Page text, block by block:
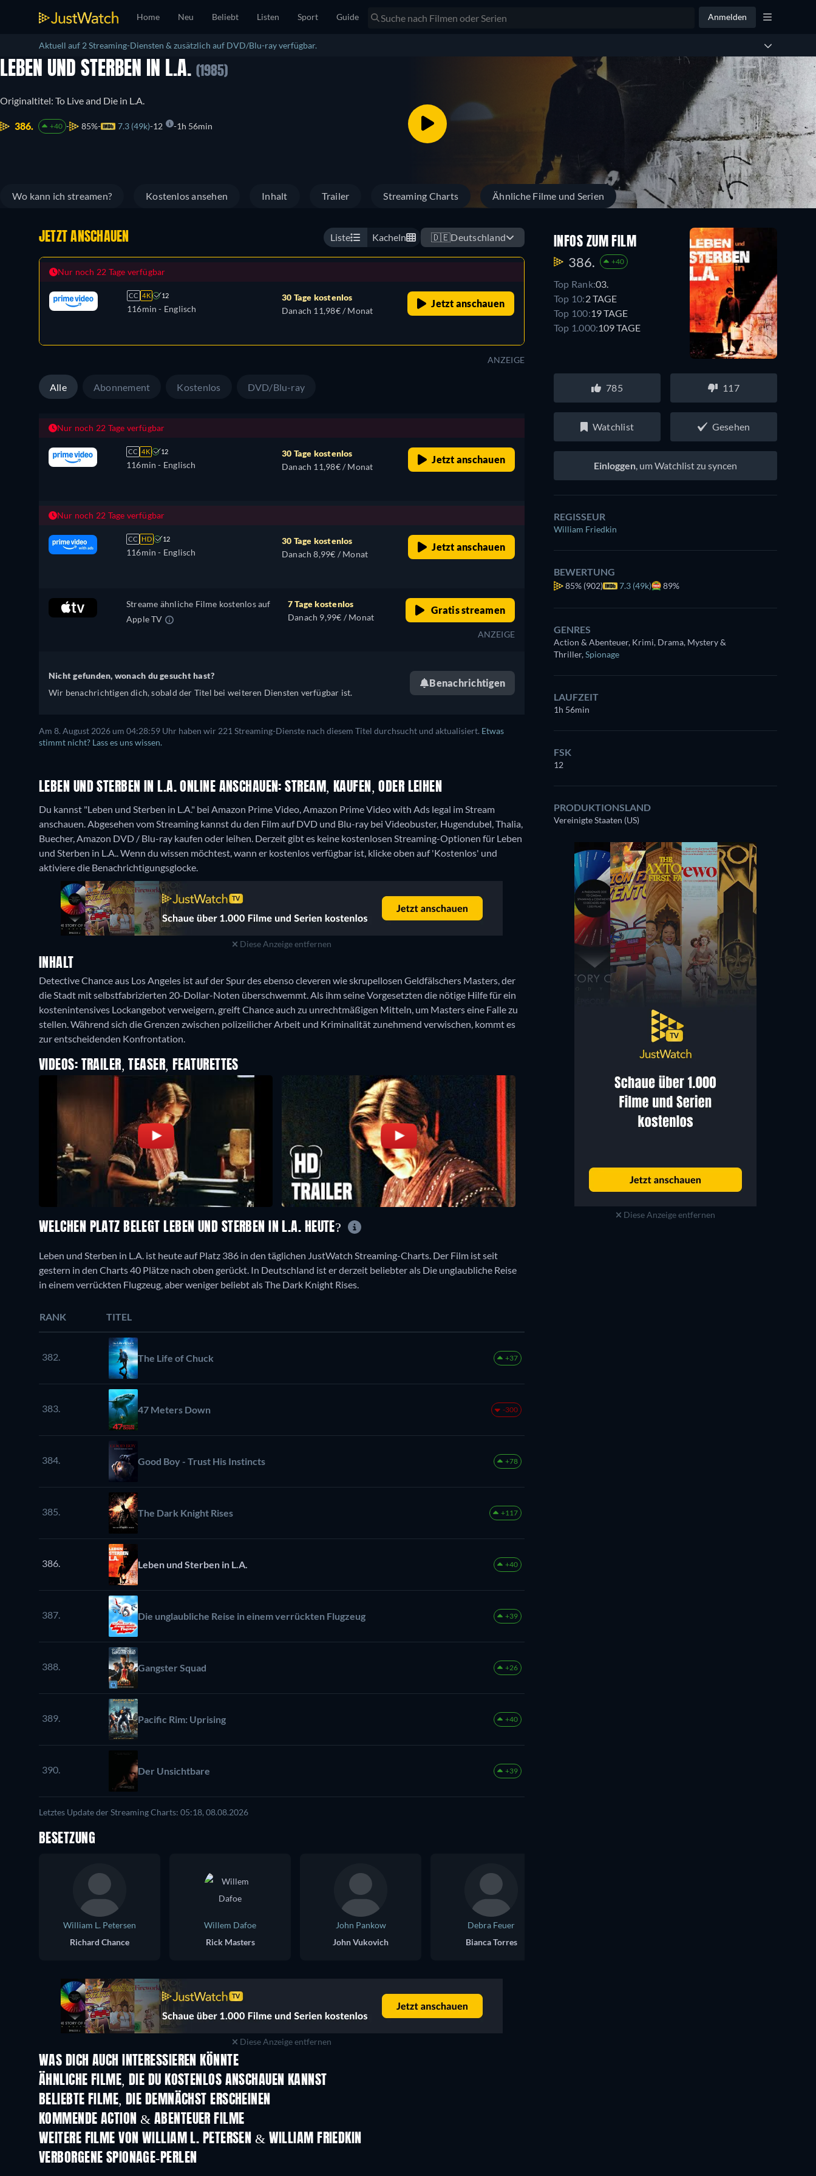
Home Neu Beliebt Listen Sport Guide Anmelden
Aktuell auf 2 Streaming-Diensten & zusätzlich auf DVD/Blu-ray verfügbar.
LEBEN UND STERBEN IN L.A. (1985)
Originaltitel: To Live and Die in L.A.
386. +40 85% 7.3 (49k) 12 1h 56min
Wo kann ich streamen? Kostenlos ansehen Inhalt Trailer Streaming Charts Ähnliche Filme und Serien
JETZT ANSCHAUEN Liste Kacheln 🇩🇪Deutschland
Nur noch 22 Tage verfügbar
CC 4K 12
116min - Englisch
30 Tage kostenlos
Danach 11,98€ / Monat
Jetzt anschauen
ANZEIGE
Alle Abonnement Kostenlos DVD/Blu-ray
Nur noch 22 Tage verfügbar
CC 4K 12
116min - Englisch
30 Tage kostenlos
Danach 11,98€ / Monat
Jetzt anschauen
Nur noch 22 Tage verfügbar
CC HD 12
116min - Englisch
30 Tage kostenlos
Danach 8,99€ / Monat
Jetzt anschauen
Streame ähnliche Filme kostenlos auf
Apple TV
7 Tage kostenlos
Danach 9,99€ / Monat
Gratis streamen
ANZEIGE
Nicht gefunden, wonach du gesucht hast?
Wir benachrichtigen dich, sobald der Titel bei weiteren Diensten verfügbar ist.
Benachrichtigen
Am 8. August 2026 um 04:28:59 Uhr haben wir 221 Streaming-Dienste nach diesem Titel durchsucht und aktualisiert. Etwas
stimmt nicht? Lass es uns wissen.
LEBEN UND STERBEN IN L.A. ONLINE ANSCHAUEN: STREAM, KAUFEN, ODER LEIHEN
Du kannst "Leben und Sterben in L.A." bei Amazon Prime Video, Amazon Prime Video with Ads legal im Stream
anschauen.Abgesehen vom Streaming kannst du den Film auf DVD und Blu-ray bei Videobuster, Hugendubel, Thalia,
Buecher, Amazon DVD / Blu-ray kaufen oder leihen. Derzeit gibt es keine kostenlosen Streaming-Optionen für Leben
und Sterben in L.A.. Wenn du wissen möchtest, wann er kostenlos verfügbar ist, klicke oben auf 'Kostenlos' und
aktiviere die Benachrichtigungsglocke.
Diese Anzeige entfernen
INHALT
Detective Chance aus Los Angeles ist auf der Spur des ebenso cleveren wie skrupellosen Geldfälschers Masters, der
die Stadt mit selbstfabrizierten 20-Dollar-Noten überschwemmt. Als ihm seine Vorgesetzten die nötige Hilfe für ein
kostenintensives Lockangebot verweigern, greift Chance auch zu unrechtmäßigen Mitteln, um Masters eine Falle zu
stellen. Während sich die Grenzen zwischen polizeilicher Arbeit und Kriminalität zunehmend verwischen, kommt es
zur entscheidenden Konfrontation.
VIDEOS: TRAILER, TEASER, FEATURETTES
INFOS ZUM FILM
386. +40
Top Rank:03.
Top 10:2 TAGE
Top 100:19 TAGE
Top 1.000:109 TAGE
785 117
Watchlist Gesehen
Einloggen, um Watchlist zu syncen
REGISSEUR
William Friedkin
BEWERTUNG
85% (902) 7.3 (49k) 89%
GENRES
Action & Abenteuer, Krimi, Drama, Mystery &
Thriller,Spionage
LAUFZEIT
1h 56min
FSK
12
PRODUKTIONSLAND
Vereinigte Staaten (US)
Diese Anzeige entfernen
WELCHEN PLATZ BELEGT LEBEN UND STERBEN IN L.A. HEUTE?
Leben und Sterben in L.A. ist heute auf Platz 386 in den täglichen JustWatch Streaming-Charts. Der Film ist seit
gestern in den Charts 40 Plätze nach oben gerückt. In Deutschland ist er derzeit beliebter als Die unglaubliche Reise
in einem verrückten Flugzeug, aber weniger beliebt als The Dark Knight Rises.
RANK TITEL
382. The Life of Chuck +37
383. 47 Meters Down -300
384. Good Boy - Trust His Instincts +78
385. The Dark Knight Rises +117
386. Leben und Sterben in L.A. +40
387. Die unglaubliche Reise in einem verrückten Flugzeug +39
388. Gangster Squad +26
389. Pacific Rim: Uprising +40
390. Der Unsichtbare +39
Letztes Update der Streaming Charts: 05:18, 08.08.2026
BESETZUNG
William L. Petersen
Richard Chance
Willem Dafoe
Rick Masters
John Pankow
John Vukovich
Debra Feuer
Bianca Torres
Diese Anzeige entfernen
WAS DICH AUCH INTERESSIEREN KÖNNTE
ÄHNLICHE FILME, DIE DU KOSTENLOS ANSCHAUEN KANNST
BELIEBTE FILME, DIE DEMNÄCHST ERSCHEINEN
KOMMENDE ACTION & ABENTEUER FILME
WEITERE FILME VON WILLIAM L. PETERSEN & WILLIAM FRIEDKIN
VERBORGENE SPIONAGE-PERLEN
Serie